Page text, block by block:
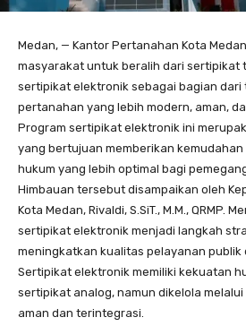
Medan, — Kantor Pertanahan Kota
masyarakat untuk beralih dari sertipikat
sertipikat elektronik sebagai bagian dari
pertanahan yang lebih modern, aman,
Program sertipikat elektronik ini
yang bertujuan memberikan
hukum yang lebih optimal bagi
Himbauan tersebut disampaikan oleh
Kota Medan, Rivaldi, S.SiT., M.M., QRMP.
sertipikat elektronik menjadi langkah
meningkatkan kualitas pelayanan publik
Sertipikat elektronik memiliki kekuatan
sertipikat analog, namun dikelola
aman dan terintegrasi.